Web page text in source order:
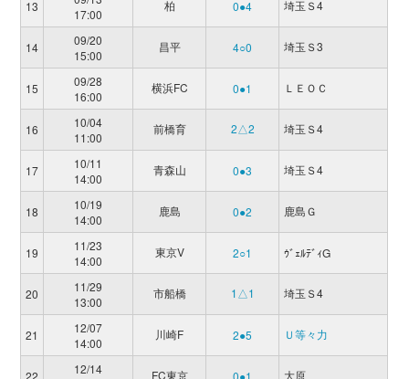
13
17:00
柏 0●4 埼玉Ｓ4
14
09/20
15:00
昌平 4○0 埼玉Ｓ3
15
09/28
16:00
横浜FC 0●1 ＬＥＯＣ
16
10/04
11:00
前橋育 2△2 埼玉Ｓ4
17
10/11
14:00
青森山 0●3 埼玉Ｓ4
18
10/19
14:00
鹿島 0●2 鹿島Ｇ
19
11/23
14:00
東京V 2○1 ｳﾞｪﾙﾃﾞｨG
20
11/29
13:00
市船橋 1△1 埼玉Ｓ4
21
12/07
14:00
川崎F 2●5 Ｕ等々力
22
12/14
FC東京 0●1 大原